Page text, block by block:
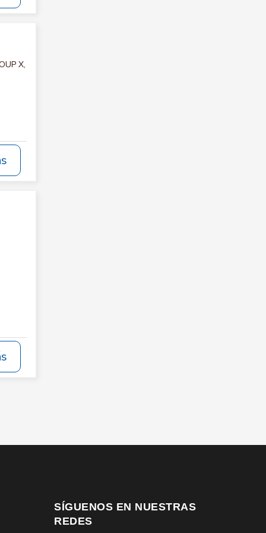
X,
SÍGUENOS EN NUESTRAS
REDES